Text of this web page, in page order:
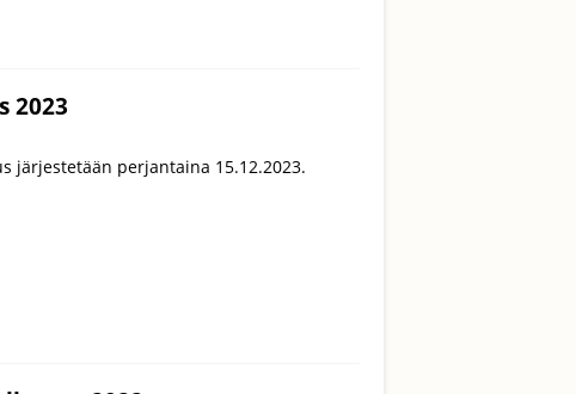
2023
järjestetään perjantaina 15.12.2023.